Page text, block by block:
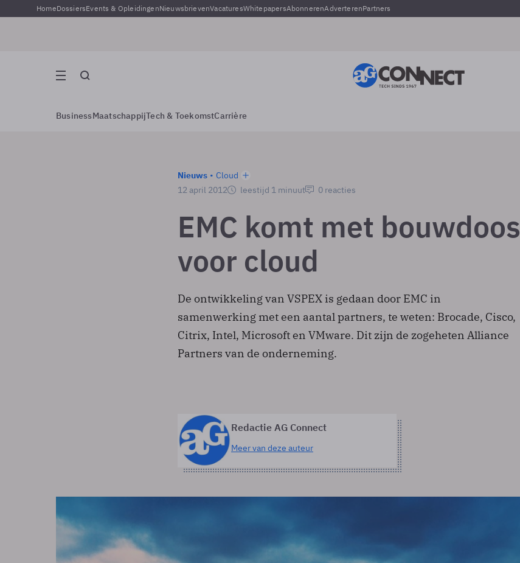
HomeDossiersEvents & OpleidingenNieuwsbrievenVacaturesWhitepapersAbonnerenAdverterenPartners
BusinessMaatschappijTech & ToekomstCarrière
Nieuws
Cloud
12 april 2012
leestijd 1 minuut 0 reacties
EMC komt met bouwdoos
voor cloud
De ontwikkeling van VSPEX is gedaan door EMC in
samenwerking met een aantal partners, te weten: Brocade, Cisco,
Citrix, Intel, Microsoft en VMware. Dit zijn de zogeheten Alliance
Partners van de onderneming.
Redactie AG Connect
Meer van deze auteur